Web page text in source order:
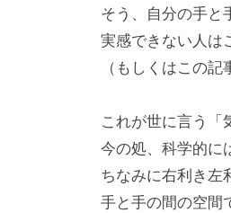
そう、自分の手と
実感できない人は
（もしくはこの
これが世に言う「
今の処、科学的に
ちなみに右利き左
手と手の間の空間